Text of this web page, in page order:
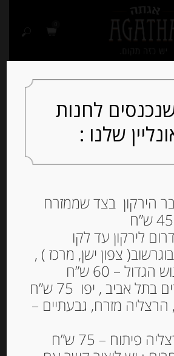
דבש טל היער 250 גרם
לחנות
שלנו :
הירקון בצד שממזרח
לירקון עד לקו
צפון ישן, מרכז ) ,
– 60 ש”ח
אביב , יפו 75 ש”ח
מזרח, גבעתיים –
פיתוח – 75 ש”ח